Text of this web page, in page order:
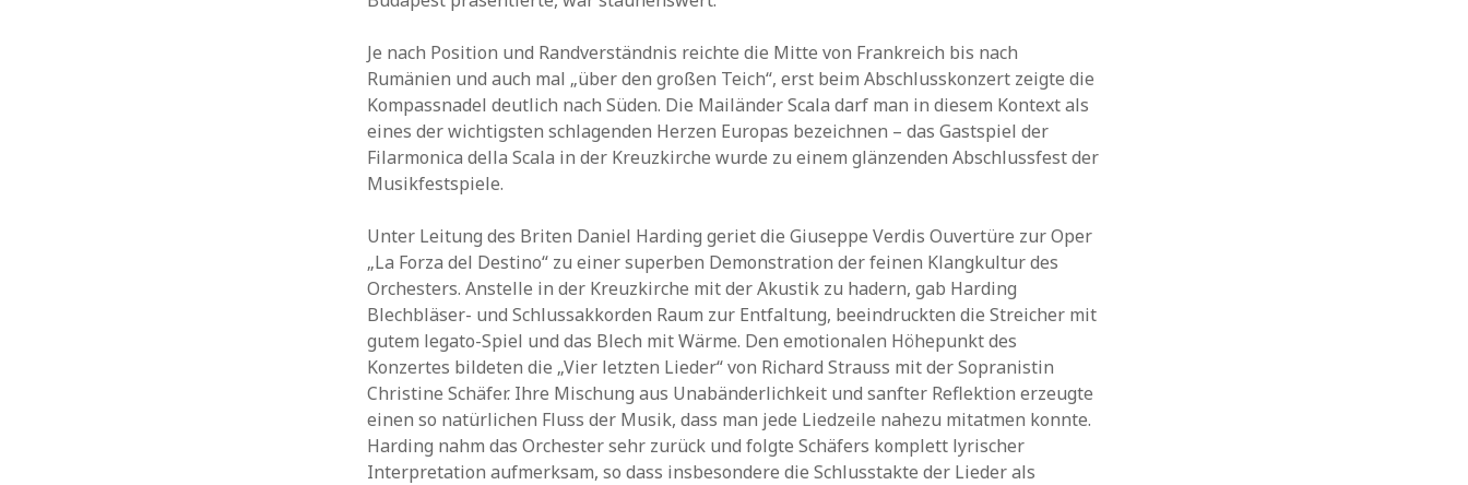
Je nach Position und Randverständnis reichte die Mitte von Frankreich bis nach
Rumänien und auch mal „über den großen Teich“, erst beim Abschlusskonzert zeigte die
Kompassnadel deutlich nach Süden. Die Mailänder Scala darf man in diesem Kontext als
eines der wichtigsten schlagenden Herzen Europas bezeichnen – das Gastspiel der
Filarmonica della Scala in der Kreuzkirche wurde zu einem glänzenden Abschlussfest der
Musikfestspiele.
Unter Leitung des Briten Daniel Harding geriet die Giuseppe Verdis Ouvertüre zur Oper
„La Forza del Destino“ zu einer superben Demonstration der feinen Klangkultur des
Orchesters. Anstelle in der Kreuzkirche mit der Akustik zu hadern, gab Harding
Blechbläser- und Schlussakkorden Raum zur Entfaltung, beeindruckten die Streicher mit
gutem legato-Spiel und das Blech mit Wärme. Den emotionalen Höhepunkt des
Konzertes bildeten die „Vier letzten Lieder“ von Richard Strauss mit der Sopranistin
Christine Schäfer. Ihre Mischung aus Unabänderlichkeit und sanfter Reflektion erzeugte
einen so natürlichen Fluss der Musik, dass man jede Liedzeile nahezu mitatmen konnte.
Harding nahm das Orchester sehr zurück und folgte Schäfers komplett lyrischer
Interpretation aufmerksam, so dass insbesondere die Schlusstakte der Lieder als